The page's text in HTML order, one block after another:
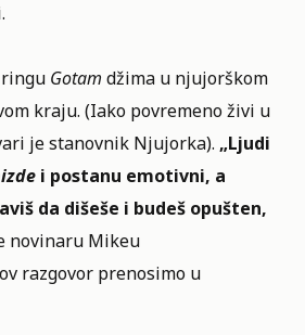
Gotam džima u njujorškom
kraju. (Iako povremeno živi u
je stanovnik Njujorka). „Ljudi
i postanu emotivni, a
da dišeše i budeš opušten,
novinaru Mikeu
razgovor prenosimo u